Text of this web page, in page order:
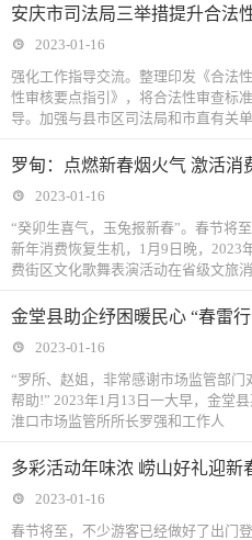
安庆市司法局三举措提升合法
2023-01-16
强化工作指导交流。整理印发《合法
性审核要点指引》，将合法性审查标
导。加强与县市区司法局和市直有关
罗甸：点燃新春烟火气 激活消
2023-01-16
“癸卯生喜气，玉兔报新春”。春节将
新年消费恢复生机，1月9日晚，2023
费街区文化歌舞表演活动在省级文旅
金堂县助企纾困暖民心 “春雷
2023-01-16
“罗所、赵姐，非常感谢市场监管部
帮助!” 2023年1月13日一大早，金堂
淮口市场监管所所长罗强和工作人
多彩活动年味浓 崂山好礼迎新
2023-01-16
春节将至，不少游客已经做好了出门